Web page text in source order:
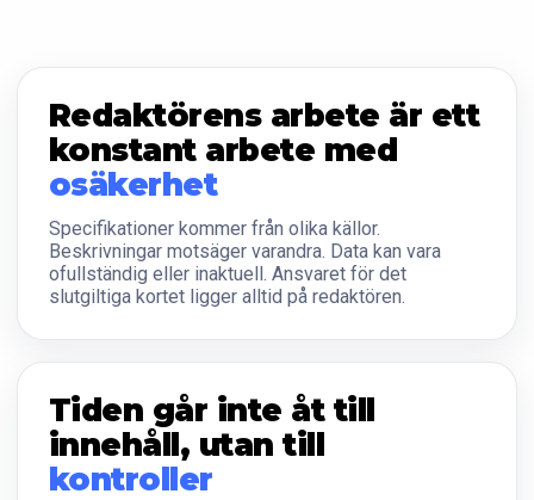
Redaktörens arbete är ett
konstant arbete med
osäkerhet
Specifikationer kommer från olika källor.
Beskrivningar motsäger varandra. Data kan vara
ofullständig eller inaktuell. Ansvaret för det
slutgiltiga kortet ligger alltid på redaktören.
Tiden går inte åt till
innehåll, utan till
kontroller